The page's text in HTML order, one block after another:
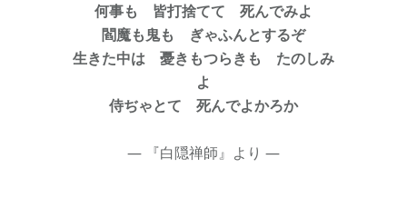
何事も 皆打捨てて 死んでみよ
閻魔も鬼も ぎゃふんとするぞ
生きた中は 憂きもつらきも たのしみ
よ
侍ぢゃとて 死んでよかろか
― 『白隠禅師』より ―